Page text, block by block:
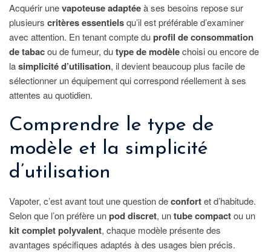
Acquérir unevapoteuse adaptéeà ses besoins repose sur
plusieurs critères essentielsqu’il est préférable d’examiner
avec attention. En tenant compte duprofil de consommation
de tabacou de fumeur, dutype de modèlechoisi ou encore de
lasimplicité d’utilisation, il devient beaucoup plus facile de
sélectionner un équipement qui correspond réellement à ses
attentes au quotidien.
Comprendre le type de
modèle et la simplicité
d’utilisation
Vapoter, c’est avant tout une question deconfortet d’habitude.
Selon que l’on préfère unpod discret, untube compactou un
kit complet polyvalent, chaque modèle présente des
avantages spécifiques adaptés à des usages bien précis.